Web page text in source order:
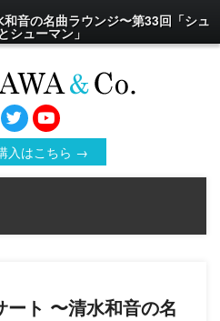
音の名曲ラウンジ〜第33回「シュ
シューマン」
入はこちら →
ト 〜清水和音の名